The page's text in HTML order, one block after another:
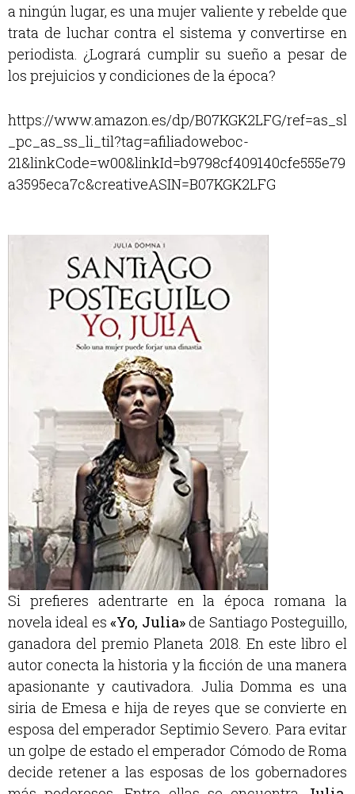
a ningún lugar, es una mujer valiente y rebelde que
trata de luchar contra el sistema y convertirse en
periodista. ¿Logrará cumplir su sueño a pesar de
los prejuicios y condiciones de la época?
https://www.amazon.es/dp/B07KGK2LFG/ref=as_sl
_pc_as_ss_li_til?tag=afiliadoweboc-
21&linkCode=w00&linkId=b9798cf409140cfe555e79
a3595eca7c&creativeASIN=B07KGK2LFG
Si prefieres adentrarte en la época romana la
novela ideal es«Yo, Julia»de Santiago Posteguillo,
ganadora del premio Planeta 2018. En este libro el
autor conecta la historia y la ficción de una manera
apasionante y cautivadora. Julia Domma es una
siria de Emesa e hija de reyes que se convierte en
esposa del emperador Septimio Severo. Para evitar
un golpe de estado el emperador Cómodo de Roma
decide retener a las esposas de los gobernadores